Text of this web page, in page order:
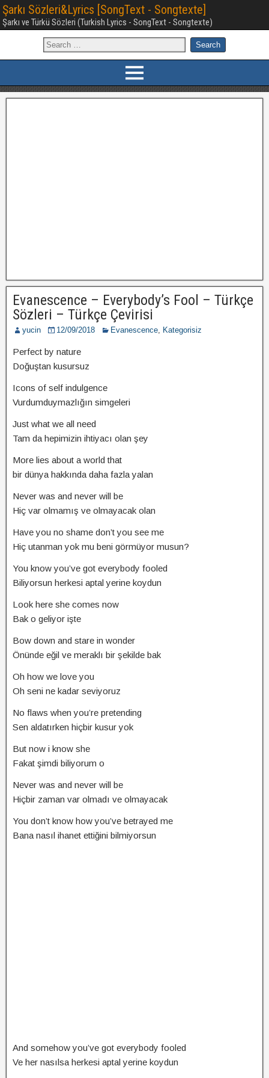
Şarkı Sözleri&Lyrics [SongText - Songtexte]
Şarkı ve Türkü Sözleri (Turkish Lyrics - SongText - Songtexte)
Evanescence – Everybody’s Fool – Türkçe
Sözleri – Türkçe Çevirisi
yucin 12/09/2018 Evanescence, Kategorisiz
Perfect by nature
Doğuştan kusursuz
Icons of self indulgence
Vurdumduymazlığın simgeleri
Just what we all need
Tam da hepimizin ihtiyacı olan şey
More lies about a world that
bir dünya hakkında daha fazla yalan
Never was and never will be
Hiç var olmamış ve olmayacak olan
Have you no shame don’t you see me
Hiç utanman yok mu beni görmüyor musun?
You know you’ve got everybody fooled
Biliyorsun herkesi aptal yerine koydun
Look here she comes now
Bak o geliyor işte
Bow down and stare in wonder
Önünde eğil ve meraklı bir şekilde bak
Oh how we love you
Oh seni ne kadar seviyoruz
No flaws when you’re pretending
Sen aldatırken hiçbir kusur yok
But now i know she
Fakat şimdi biliyorum o
Never was and never will be
Hiçbir zaman var olmadı ve olmayacak
You don’t know how you’ve betrayed me
Bana nasıl ihanet ettiğini bilmiyorsun
And somehow you’ve got everybody fooled
Ve her nasılsa herkesi aptal yerine koydun